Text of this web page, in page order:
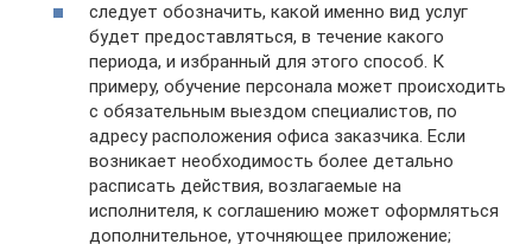
следует обозначить, какой именно вид услуг
будет предоставляться, в течение какого
периода, и избранный для этого способ. К
примеру, обучение персонала может происходить
с обязательным выездом специалистов, по
адресу расположения офиса заказчика. Если
возникает необходимость более детально
расписать действия, возлагаемые на
исполнителя, к соглашению может оформляться
дополнительное, уточняющее приложение;